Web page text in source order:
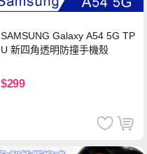
SAMSUNG Galaxy A54 5G TP
U 新四角透明防撞手機殼
$299